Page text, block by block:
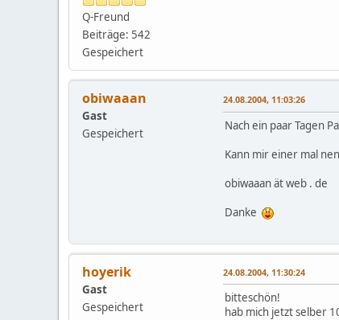
Q-Freund
Beiträge: 542
Gespeichert
obiwaaan
Gast
Gespeichert
24.08.2004, 11:03:26
Nach ein paar Tagen
Kann mir einer mal
obiwaaan ät web . de
Danke
hoyerik
Gast
Gespeichert
24.08.2004, 11:30:24
bitteschön!
hab mich jetzt selber